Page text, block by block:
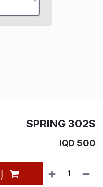
SPRING 302S
500